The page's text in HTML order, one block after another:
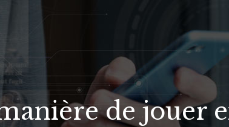
de jouer